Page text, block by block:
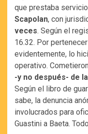
que prestaba
Scapolan, con
veces. Según el
16.32. Por
evidentemente, lo
operativo.
-y no después- de
Según el libro de
sabe, la denuncia
involucrados para
Guastini a Baeta.